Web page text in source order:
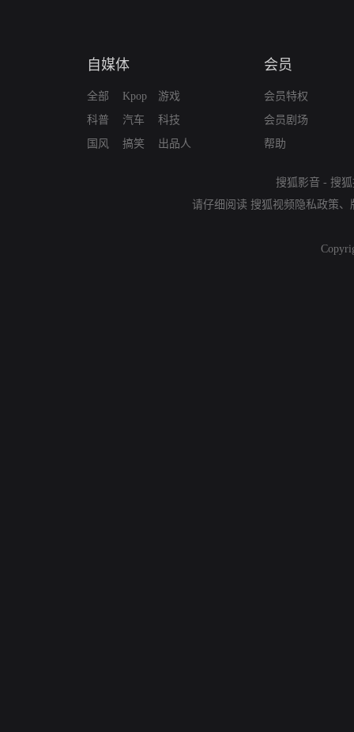
自媒体
全部
科普
国风
Kpop
汽车
搞笑
游戏
科技
出品人
会员
会员特权
会员剧场
帮助
搜狐影音 - 搜
请仔细阅读 搜狐视频隐私政策、